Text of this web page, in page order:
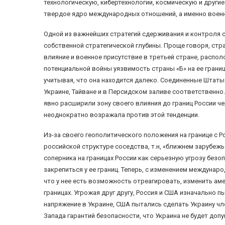
технологическую, кибертехнологии, космическую и
твердое ядро ​​международных отношений, а именно
Одной из важнейших стратегий сдерживания и контроля
собственной стратегической глубины. Проще говоря,
влияние и военное присутствие в третьей стране,
потенциальной войны уязвимость страны «Б» на ее
учитывая, что она находится далеко. Соединенные
Украине, Тайване и в Персидском заливе
явно расширили зону своего влияния до границ России
неоднократно возражала против этой тенденции.
Из-за своего геополитического положения на границе с
российской структуре соседства, т.н, «ближнем
соперника на границах России как серьезную угрозу
закрепиться у ее границ. Теперь, с изменением
что у нее есть возможность отреагировать, изменить
границах. Угрожая друг другу, Россия и США изначально
напряжение в Украине, США пытались сделать Украину
Запада гарантий безопасности, что Украина не будет